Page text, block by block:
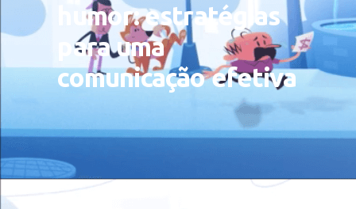
humor: estratégias
para uma
comunicação efetiva